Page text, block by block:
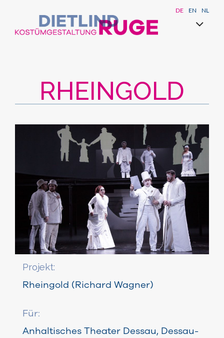
DE EN NL
RHEINGOLD
Projekt:
Rheingold (Richard Wagner)
Für:
Anhaltisches Theater Dessau, Dessau-